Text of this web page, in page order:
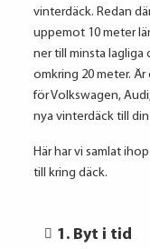
vinterdäck. Redan
uppemot 10 meter
ner till minsta lagliga
omkring 20 meter.
för Volkswagen,
nya vinterdäck till din
Här har vi samlat
till kring däck.
1. Byt i tid